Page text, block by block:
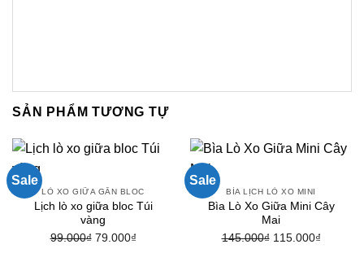
SẢN PHẨM TƯƠNG TỰ
Sale
LÒ XO GIỮA GẮN BLOC
Lịch lò xo giữa bloc Túi
vàng
99.000₫ Giá
79.000₫Giá
Sale
BÌA LỊCH LÒ XO MINI
Bìa Lò Xo Giữa Mini Cây
Mai
145.000₫ Giá
115.000₫Giá